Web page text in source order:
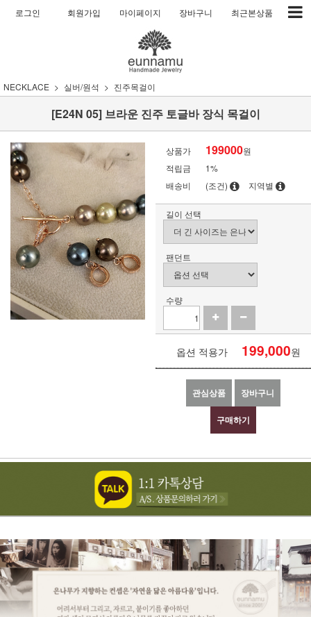
로그인 회원가입 마이페이지 장바구니 최근본상품
NECKLACE 실버/원석 진주목걸이
[E24N 05] 브라운 진주 토글바 장식 목걸이
상품가 199000원
적립금
1%
배송비
(조건) 지역별
길이 선택
팬던트
수량
옵션 적용가 199,000원
관심상품 장바구니
구매하기